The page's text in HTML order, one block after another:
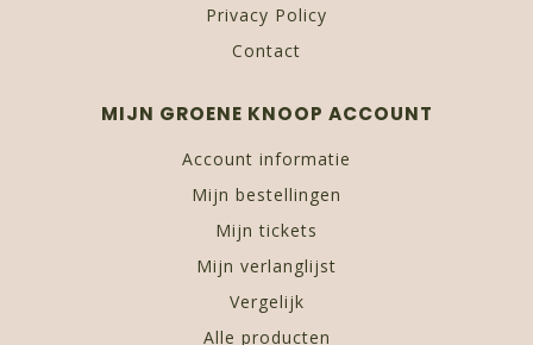
Privacy Policy
Contact
MIJN GROENE KNOOP ACCOUNT
Account informatie
Mijn bestellingen
Mijn tickets
Mijn verlanglijst
Vergelijk
Alle producten